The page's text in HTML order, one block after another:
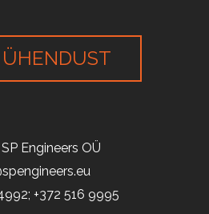
ÜHENDUST
Engineers OÜ
+372 516 9995